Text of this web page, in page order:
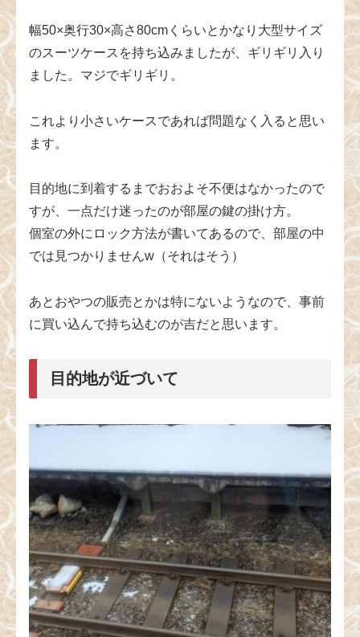
幅50×奥行30×高さ80cmくらいとかなり大型サイズ
のスーツケースを持ち込みましたが、ギリギリ入り
ました。マジでギリギリ。
これより小さいケースであれば問題なく入ると思い
ます。
目的地に到着するまでおおよそ不便はなかったので
すが、一点だけ迷ったのが部屋の鍵の掛け方。
個室の外にロック方法が書いてあるので、部屋の中
では見つかりませんw（それはそう）
あとおやつの販売とかは特にないようなので、事前
に買い込んで持ち込むのが吉だと思います。
目的地が近づいて